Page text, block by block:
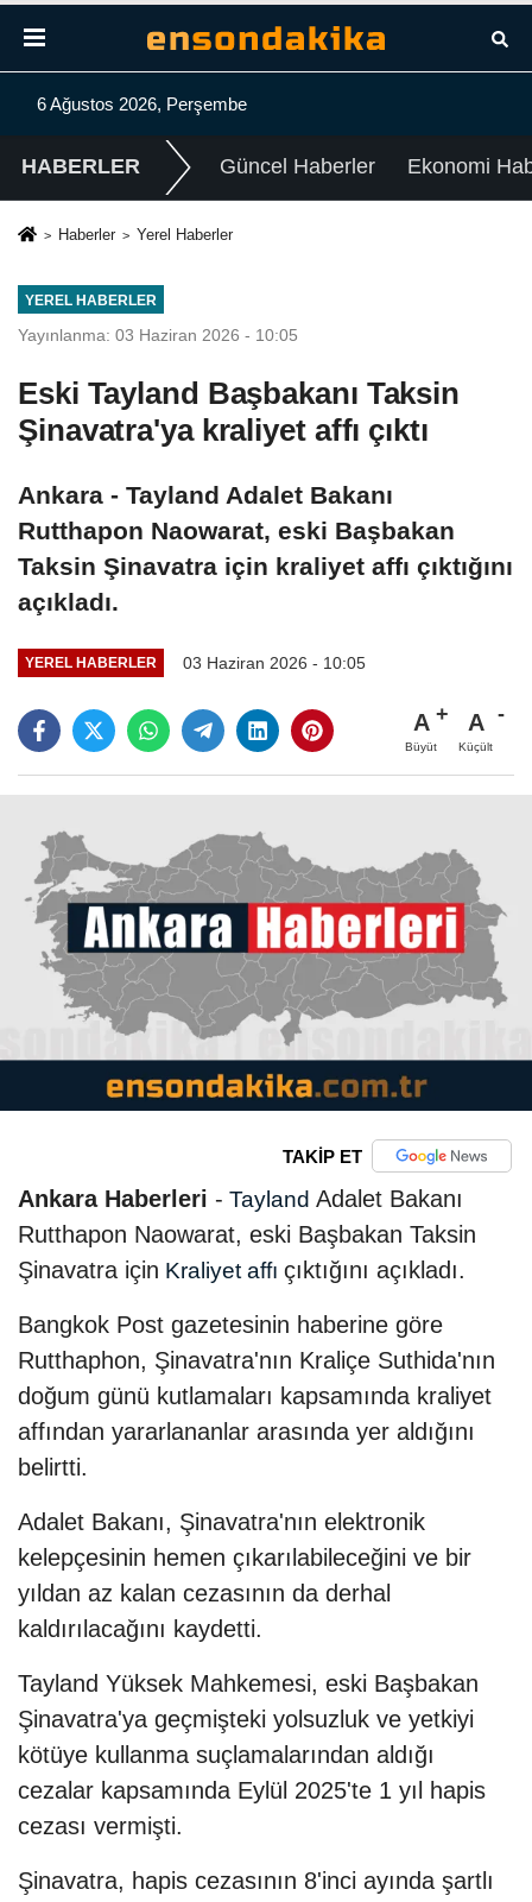
6 Ağustos 2026, Perşembe
HABERLER Güncel Haberler Ekonomi
Haberler Yerel Haberler
YEREL HABERLER
Yayınlanma: 03 Haziran 2026 - 10:05
Eski Tayland Başbakanı Taksin
Şinavatra'ya kraliyet affı çıktı
Ankara - Tayland Adalet Bakanı
Rutthapon Naowarat, eski Başbakan
Taksin Şinavatra için kraliyet affı çıktığını
açıkladı.
YEREL HABERLER 03 Haziran 2026 - 10:05
A
Büyüt
A
Küçült
TAKİP ET
Ankara Haberleri - Tayland Adalet Bakanı
Rutthapon Naowarat, eski Başbakan Taksin
Şinavatra için Kraliyet affı çıktığını açıkladı.
Bangkok Post gazetesinin haberine göre
Rutthaphon, Şinavatra'nın Kraliçe Suthida'nın
doğum günü kutlamaları kapsamında kraliyet
affından yararlananlar arasında yer aldığını
belirtti.
Adalet Bakanı, Şinavatra'nın elektronik
kelepçesinin hemen çıkarılabileceğini ve bir
yıldan az kalan cezasının da derhal
kaldırılacağını kaydetti.
Tayland Yüksek Mahkemesi, eski Başbakan
Şinavatra'ya geçmişteki yolsuzluk ve yetkiyi
kötüye kullanma suçlamalarından aldığı
cezalar kapsamında Eylül 2025'te 1 yıl hapis
cezası vermişti.
Şinavatra, hapis cezasının 8'inci ayında şartlı